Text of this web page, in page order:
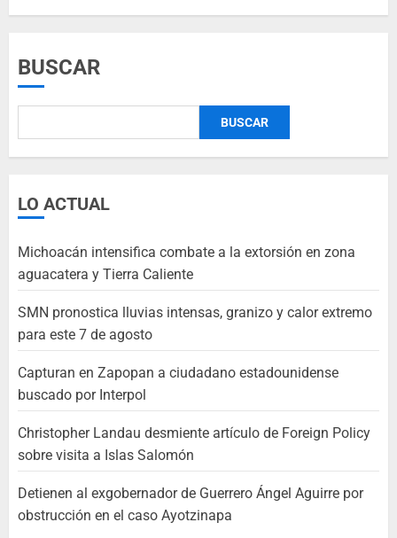
BUSCAR
BUSCAR
LO ACTUAL
Michoacán intensifica combate a la extorsión en zona
aguacatera y Tierra Caliente
SMN pronostica lluvias intensas, granizo y calor extremo
para este 7 de agosto
Capturan en Zapopan a ciudadano estadounidense
buscado por Interpol
Christopher Landau desmiente artículo de Foreign Policy
sobre visita a Islas Salomón
Detienen al exgobernador de Guerrero Ángel Aguirre por
obstrucción en el caso Ayotzinapa